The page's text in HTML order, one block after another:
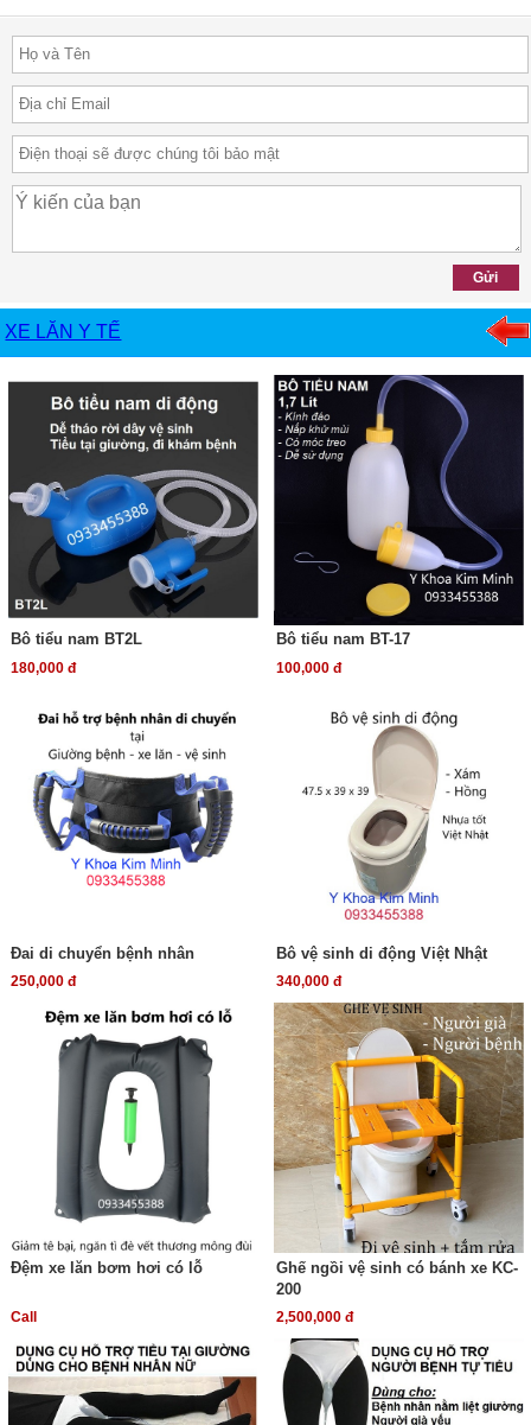
XE LĂN Y TẾ
Bô tiểu nam BT2L
180,000 đ
Bô tiểu nam BT-17
100,000 đ
Đai di chuyển bệnh nhân
250,000 đ
Bô vệ sinh di động Việt Nhật
340,000 đ
Đệm xe lăn bơm hơi có lỗ
Call
Ghế ngồi vệ sinh có bánh xe KC-
200
2,500,000 đ